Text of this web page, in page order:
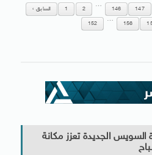
السابق 1 2
…
146 147
152
…
156
السويس الجديدة تعزز مكانة